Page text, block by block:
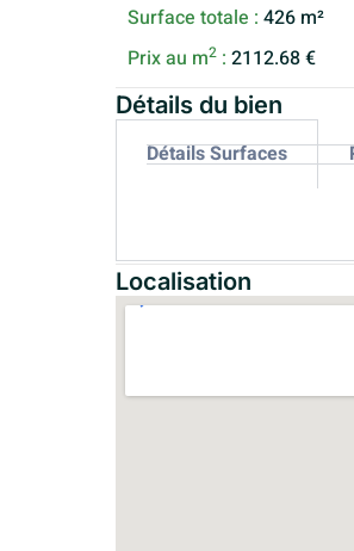
Surface totale : 426 m²
Prix au m2 : 2112.68 €
Détails du bien
Détails Surfaces
Localisation